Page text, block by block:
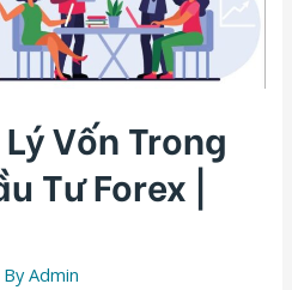
Vốn Trong
Tư Forex |
ByAdmin